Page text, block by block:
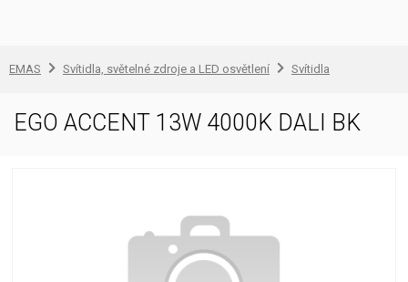
EMAS Svítidla, světelné zdroje a LED osvětlení Svítidla
EGO ACCENT 13W 4000K DALI BK